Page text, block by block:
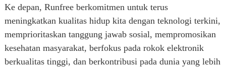
Ke depan, Runfree berkomitmen untuk terus
meningkatkan kualitas hidup kita dengan teknologi terkini,
memprioritaskan tanggung jawab sosial, mempromosikan
kesehatan masyarakat, berfokus pada rokok elektronik
berkualitas tinggi, dan berkontribusi pada dunia yang lebih